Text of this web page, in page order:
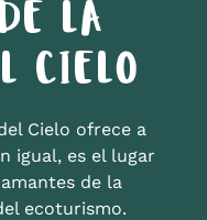
LA
CIELO
Cielo ofrece a
igual, es el lugar
de la
ecoturismo.